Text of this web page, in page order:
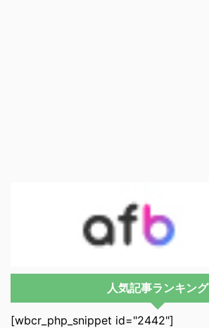
人気記事ランキング
[wbcr_php_snippet id="2442"]